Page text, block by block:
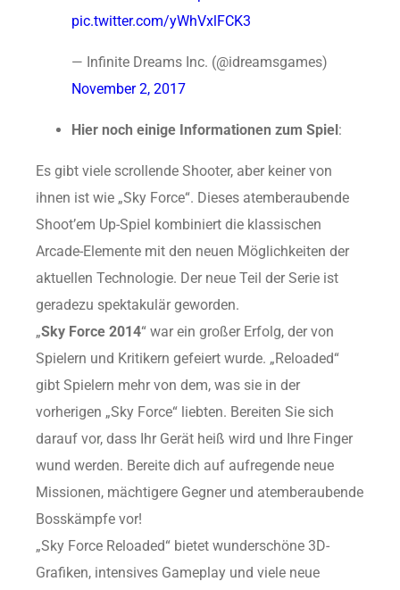
pic.twitter.com/yWhVxlFCK3
— Infinite Dreams Inc. (@idreamsgames)
November 2, 2017
Hier noch einige Informationen zum Spiel :
Es gibt viele scrollende Shooter, aber keiner von
ihnen ist wie „Sky Force“. Dieses atemberaubende
Shoot’em Up-Spiel kombiniert die klassischen
Arcade-Elemente mit den neuen Möglichkeiten der
aktuellen Technologie. Der neue Teil der Serie ist
geradezu spektakulär geworden.
„Sky Force 2014“ war ein großer Erfolg, der von
Spielern und Kritikern gefeiert wurde. „Reloaded“
gibt Spielern mehr von dem, was sie in der
vorherigen „Sky Force“ liebten. Bereiten Sie sich
darauf vor, dass Ihr Gerät heiß wird und Ihre Finger
wund werden. Bereite dich auf aufregende neue
Missionen, mächtigere Gegner und atemberaubende
Bosskämpfe vor!
„Sky Force Reloaded“ bietet wunderschöne 3D-
Grafiken, intensives Gameplay und viele neue